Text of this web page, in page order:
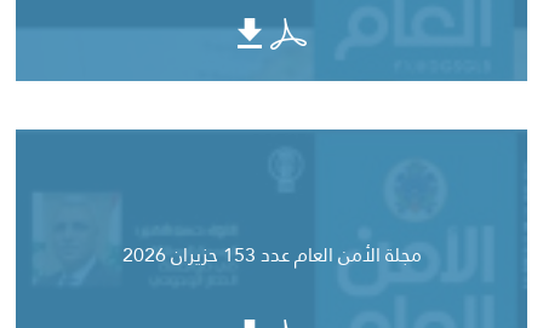
مجلة الأمن العام عدد 153 حزيران 2026